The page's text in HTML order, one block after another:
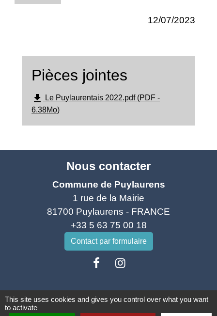
12/07/2023
Pièces jointes
file_download
Le Puylaurentais 2022.pdf (PDF -
6.38Mo)
Nous contacter
Commune de Puylaurens
1 rue de la Mairie
81700 Puylaurens - FRANCE
+33 5 63 75 00 18
Contact par formulaire
Mentions légales - Politique de confidentialité -
This site uses cookies and gives you control over what you want
to activate